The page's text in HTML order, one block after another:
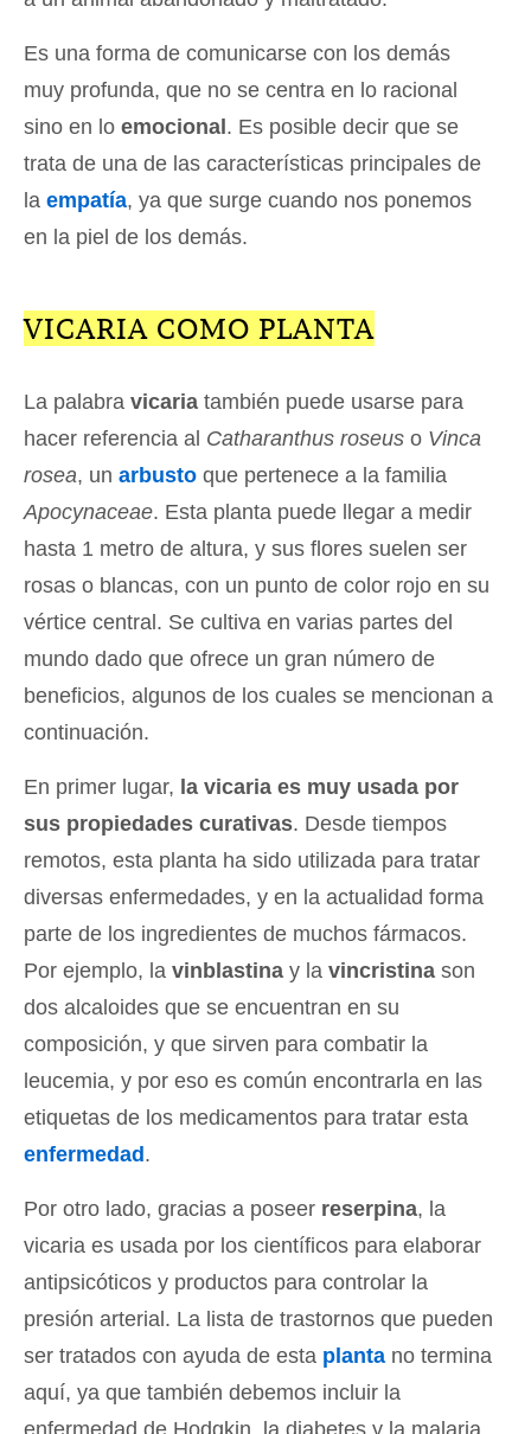
Es una forma de comunicarse con los demás
muy profunda, que no se centra en lo racional
sino en lo emocional . Es posible decir que se
trata de una de las características principales de
la empatía, ya que surge cuando nos ponemos
en la piel de los demás.
VICARIA COMO PLANTA
La palabra vicaria también puede usarse para
hacer referencia al Catharanthus roseus o Vinca
rosea, un arbusto que pertenece a la familia
Apocynaceae. Esta planta puede llegar a medir
hasta 1 metro de altura, y sus flores suelen ser
rosas o blancas, con un punto de color rojo en su
vértice central. Se cultiva en varias partes del
mundo dado que ofrece un gran número de
beneficios, algunos de los cuales se mencionan a
continuación.
En primer lugar, la vicaria es muy usada por
sus propiedades curativas. Desde tiempos
remotos, esta planta ha sido utilizada para tratar
diversas enfermedades, y en la actualidad forma
parte de los ingredientes de muchos fármacos.
Por ejemplo, la vinblastina y la vincristina son
dos alcaloides que se encuentran en su
composición, y que sirven para combatir la
leucemia, y por eso es común encontrarla en las
etiquetas de los medicamentos para tratar esta
enfermedad .
Por otro lado, gracias a poseer reserpina, la
vicaria es usada por los científicos para elaborar
antipsicóticos y productos para controlar la
presión arterial. La lista de trastornos que pueden
ser tratados con ayuda de esta planta no termina
aquí, ya que también debemos incluir la